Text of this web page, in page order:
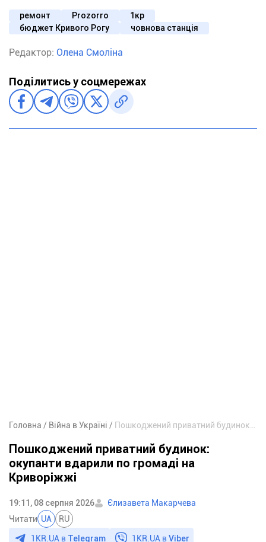
ремонт Prozorro
1кр
бюджет Кривого Рогу
човнова станція
Редактор: Олена Смоліна
Поділитись у соцмережах
Головна Війна в Україні Пошкоджений приватний будинок: окупанти вдарили по громаді на Криворіжжі
Пошкоджений приватний будинок:
окупанти вдарили по громаді на
Криворіжжі
19:11, 08 серпня 2026
Єлизавета Макарчева
Читати UA RU
1KR.UA в Telegram 1KR.UA вViber